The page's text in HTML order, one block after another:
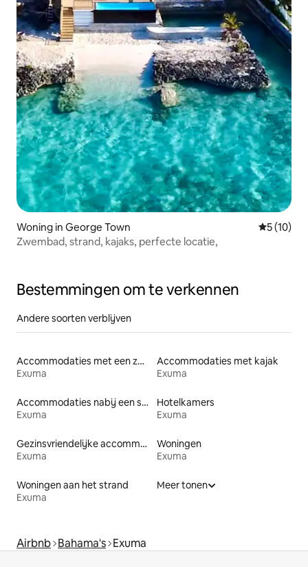
Woning in George Town
5 (10)
Zwembad, strand, kajaks, perfecte locatie,
Bestemmingen om te verkennen
Andere soorten verblijven
Accommodaties met een zwembad
Exuma
Accommodaties met kajak
Exuma
Accommodaties nabij een strand
Exuma
Hotelkamers
Exuma
Gezinsvriendelijke accommodaties
Exuma
Woningen
Exuma
Woningen aan het strand
Exuma
Meer tonen
Airbnb Bahama's Exuma